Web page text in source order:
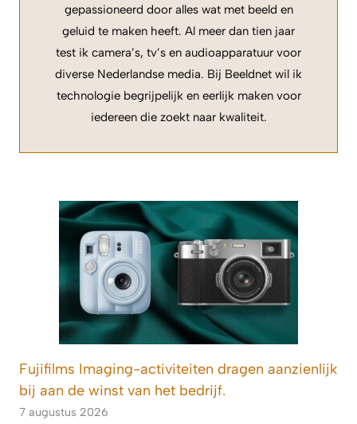
gepassioneerd door alles wat met beeld en
geluid te maken heeft. Al meer dan tien jaar
test ik camera’s, tv’s en audioapparatuur voor
diverse Nederlandse media. Bij Beeldnet wil ik
technologie begrijpelijk en eerlijk maken voor
iedereen die zoekt naar kwaliteit.
Fujifilms Imaging-activiteiten dragen aanzienlijk
bij aan de winst van het bedrijf.
7 augustus 2026